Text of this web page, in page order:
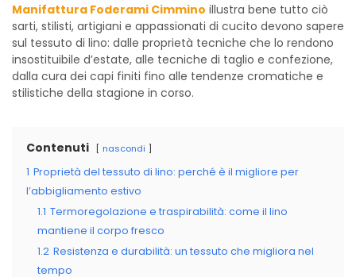
Manifattura Foderami Cimmino illustra bene tutto ciò
sarti, stilisti, artigiani e appassionati di cucito devono sapere
sul tessuto di lino: dalle proprietà tecniche che lo rendono
insostituibile d’estate, alle tecniche di taglio e confezione,
dalla cura dei capi finiti fino alle tendenze cromatiche e
stilistiche della stagione in corso.
Contenuti nascondi
1 Proprietà del tessuto di lino: perché è il migliore per
l’abbigliamento estivo
1.1 Termoregolazione e traspirabilità: come il lino
mantiene il corpo fresco
1.2 Resistenza e durabilità: un tessuto che migliora nel
tempo